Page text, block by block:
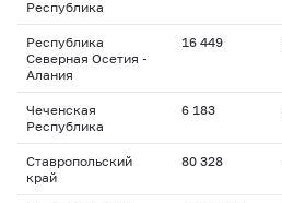
Республика
Республика
Северная Осетия -
Алания
16 449
Чеченская
Республика
6 183
Ставропольский
край
80 328